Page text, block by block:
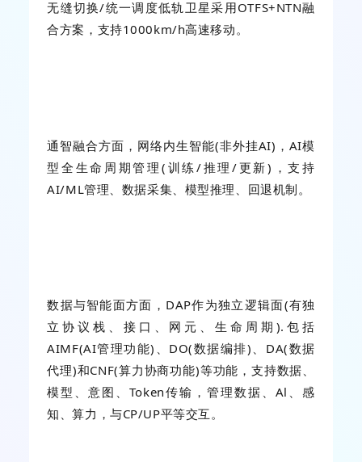
无缝切换/统一调度低轨卫星采用OTFS+NTN融
合方案，支持1000km/h高速移动。
通智融合方面，网络内生智能(非外挂AI)，AI模
型全生命周期管理(训练/推理/更新)，支持
AI/ML管理、数据采集、模型推理、回退机制。
数据与智能面方面， DAP作为独立逻辑面(有独
立协议栈、接口、网元、生命周期).包括
AIMF(AI管理功能)、DO(数据编排)、DA(数据
代理)和CNF(算力协商功能)等功能，支持数据、
模型、意图、Token传输，管理数据、Al、感
知、算力，与CP/UP平等交互。